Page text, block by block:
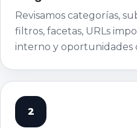
Revisamos categorías,
filtros, facetas, URLs
interno y oportunidades
2